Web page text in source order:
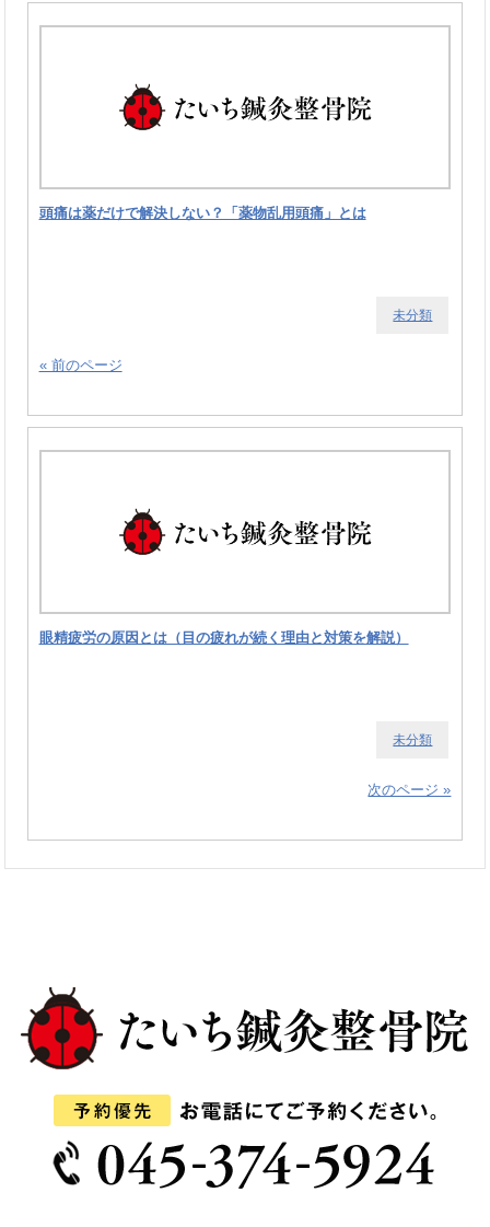
頭痛は薬だけで解決しない？「薬物乱用頭痛」とは
未分類
« 前のページ
眼精疲労の原因とは（目の疲れが続く理由と対策を解説）
未分類
次のページ »